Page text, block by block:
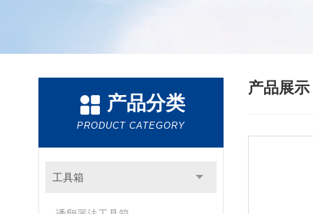
产品分类
PRODUCT CATEGORY
工具箱
产品展示